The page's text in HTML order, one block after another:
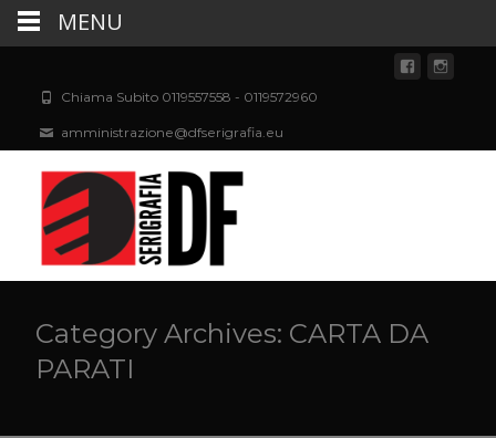
Chiama Subito 0119557558 - 0119572960
amministrazione@dfserigrafia.eu
Category Archives: CARTA DA
PARATI
MENU